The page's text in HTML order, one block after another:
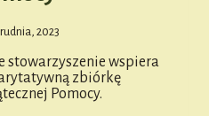
2023
stowarzyszenie wspiera
zbiórkę
Pomocy.